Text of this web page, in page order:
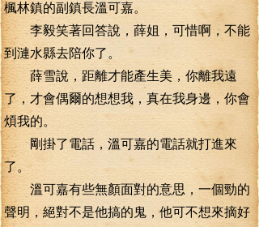
楓林鎮的副鎮長溫可嘉。
李毅笑著回答說，薛姐，可惜啊，不能
到漣水縣去陪你了。
薛雪說，距離才能產生美，你離我遠
了，才會偶爾的想想我，真在我身邊，你會
煩我的。
剛掛了電話，溫可嘉的電話就打進來
了。
溫可嘉有些無顏面對的意思，一個勁的
聲明，絕對不是他搞的鬼，他可不想來摘好